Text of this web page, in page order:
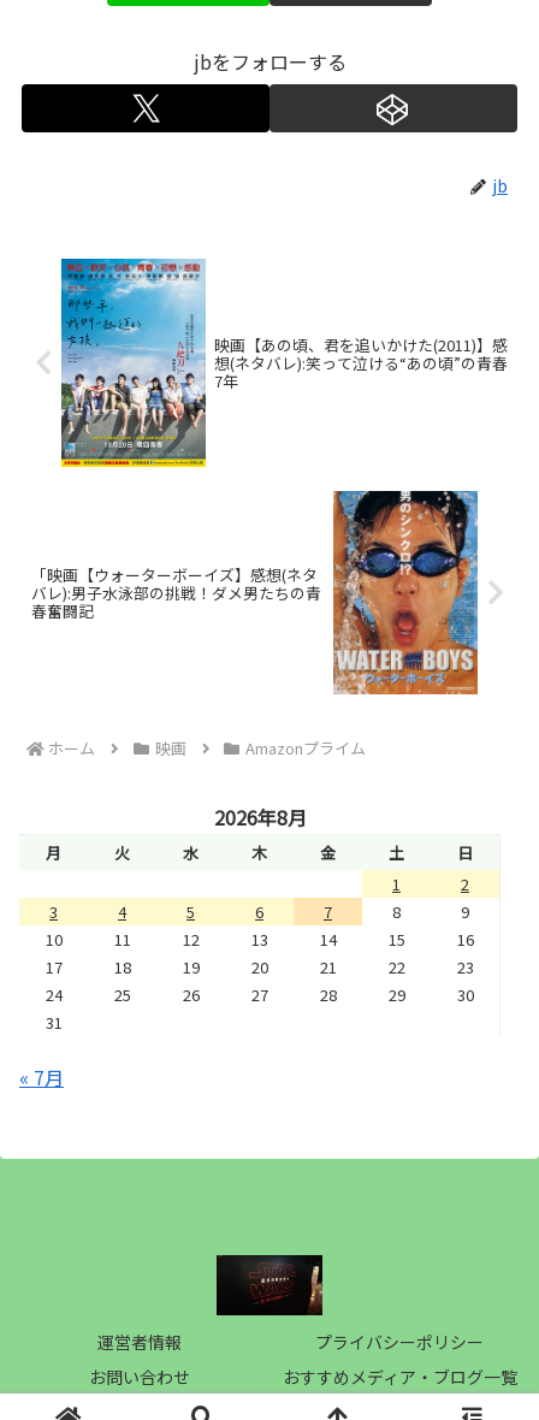
jbをフォローする
jb
映画【あの頃、君を追いかけた(2011)】感
想(ネタバレ):笑って泣ける“あの頃”の青春
7年
「映画【ウォーターボーイズ】感想(ネタ
バレ):男子水泳部の挑戦！ダメ男たちの青
春奮闘記
ホーム 映画 Amazonプライム
2026年8月
月 火 水 木 金 土
日
1
2
3
4 5 6 7 8
9
10
11 12 13 14 15
16
17
18 19 20 21 22
23
24
25 26 27 28 29
30
31
« 7月
運営者情報
プライバシーポリシー
お問い合わせ
おすすめメディア・ブログ一覧